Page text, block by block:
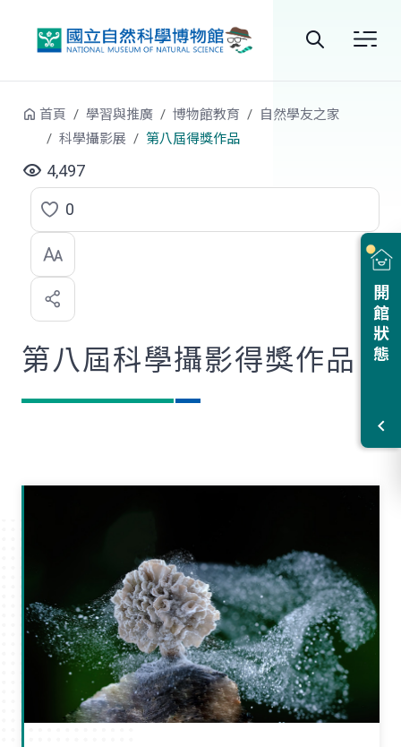
站
開館狀態
首頁 學習與推廣 博物館教育
自然學友之家
科學攝影展
第八屆得獎作品
4,497
點
選
喜
歡
0
第八屆科學攝影得獎作品